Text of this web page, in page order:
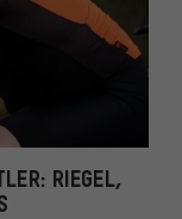
RIEGEL,